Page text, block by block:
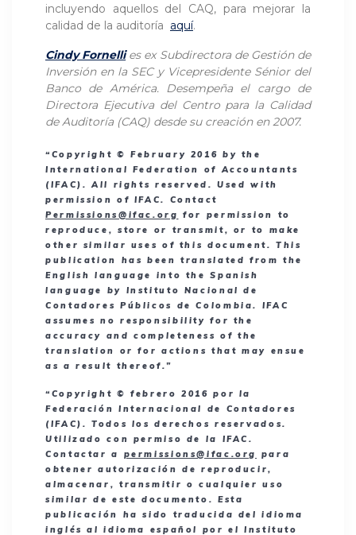
incluyendo aquellos del CAQ, para mejorar la
calidad de la auditoría aquí.
Cindy Fornelli es ex Subdirectora de Gestión de
Inversión en la SEC y Vicepresidente Sénior del
Banco de América. Desempeña el cargo de
Directora Ejecutiva del Centro para la Calidad
de Auditoría (CAQ) desde su creación en 2007.
“Copyright © February 2016 by the
International Federation of Accountants
(IFAC). All rights reserved. Used with
permission of IFAC. Contact
Permissions@ifac.org for permission to
reproduce, store or transmit, or to make
other similar uses of this document. This
publication has been translated from the
English language into the Spanish
language by Instituto Nacional de
Contadores Públicos de Colombia. IFAC
assumes no responsibility for the
accuracy and completeness of the
translation or for actions that may ensue
as a result thereof.”
“Copyright © febrero 2016 por la
Federación Internacional de Contadores
(IFAC). Todos los derechos reservados.
Utilizado con permiso de la IFAC.
Contactar a permissions@ifac.org
para
obtener autorización de reproducir,
almacenar, transmitir o cualquier uso
similar de este documento. Esta
publicación ha sido traducida del idioma
inglés al idioma español por el Instituto